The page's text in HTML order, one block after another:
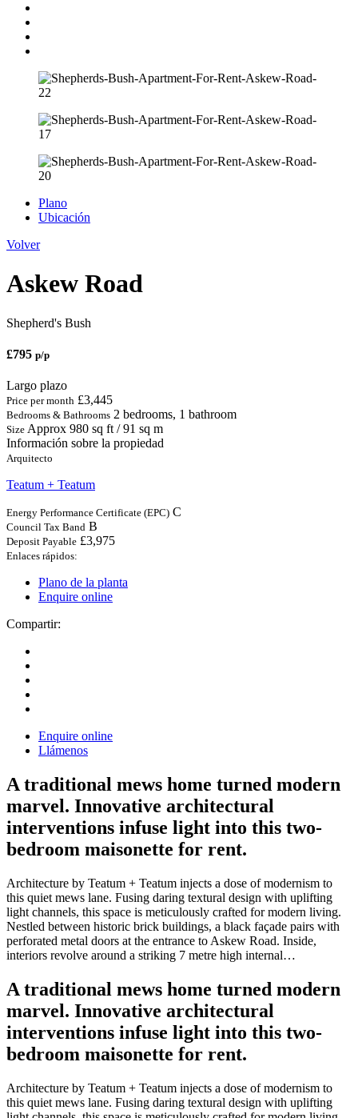
Plano
Ubicación
Volver
Askew Road
Shepherd's Bush
£795 p/p
Largo plazo
Price per month £3,445
Bedrooms & Bathrooms 2 bedrooms, 1 bathroom
Size Approx 980 sq ft / 91 sq m
Información sobre la propiedad
Arquitecto
Teatum + Teatum
Energy Performance Certificate (EPC) C
Council Tax Band B
Deposit Payable £3,975
Enlaces rápidos:
Plano de la planta
Enquire online
Compartir:
Enquire online
Llámenos
A traditional mews home turned modern
marvel. Innovative architectural
interventions infuse light into this two-
bedroom maisonette for rent.
Architecture by Teatum + Teatum injects a dose of modernism to
this quiet mews lane. Fusing daring textural design with uplifting
light channels, this space is meticulously crafted for modern living.
Nestled between historic brick buildings, a black façade pairs with
perforated metal doors at the entrance to Askew Road. Inside,
interiors revolve around a striking 7 metre high internal…
A traditional mews home turned modern
marvel. Innovative architectural
interventions infuse light into this two-
bedroom maisonette for rent.
Architecture by Teatum + Teatum injects a dose of modernism to
this quiet mews lane. Fusing daring textural design with uplifting